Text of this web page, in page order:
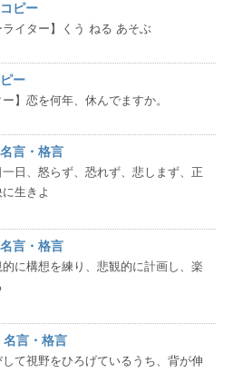
ピー
ライター】くう ねる あそぶ
ー
ー】恋を何年、休んでますか。
言・格言
一日、怒らず、恐れず、悲しまず、正
生きよ
言・格言
的に構想を練り、悲観的に計画し、楽
言・格言
して視野をひろげているうち、背が伸